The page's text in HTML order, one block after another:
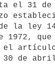
el 31 de
la ley
1972,
el
de